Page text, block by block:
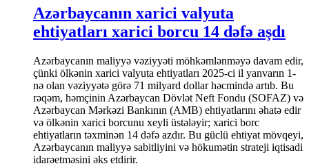
Azərbaycanın xarici valyuta
ehtiyatları xarici borcu 14 dəfə aşdı
Azərbaycanın maliyyə vəziyyəti möhkəmlənməyə davam edir,
çünki ölkənin xarici valyuta ehtiyatları 2025-ci il yanvarın 1-
nə olan vəziyyətə görə 71 milyard dollar həcmində artıb. Bu
rəqəm, həmçinin Azərbaycan Dövlət Neft Fondu (SOFAZ) və
Azərbaycan Mərkəzi Bankının (AMB) ehtiyatlarını əhatə edir
və ölkənin xarici borcunu xeyli üstələyir; xarici borc
ehtiyatların təxminən 14 dəfə azdır. Bu güclü ehtiyat mövqeyi,
Azərbaycanın maliyyə sabitliyini və hökumətin strateji iqtisadi
idarəetməsini əks etdirir.